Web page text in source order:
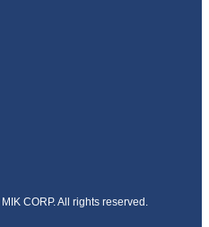
CORP. All rights reserved.